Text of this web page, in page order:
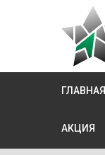
ГЛАВНАЯ
АКЦИЯ